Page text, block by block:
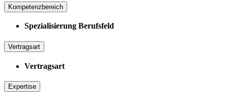
Kompetenzbereich
Spezialisierung Berufsfeld
Vertragsart
Vertragsart
Expertise